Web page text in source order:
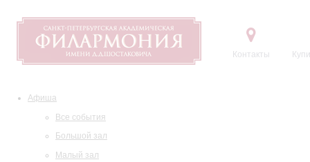
Контакты
Афиша
Все события
Большой зал
Малый зал